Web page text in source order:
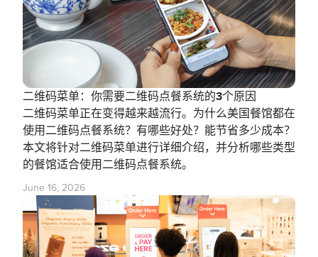
二维码菜单：你需要二维码点餐系统的3个原因
二维码菜单正在变得越来越流行。为什么美国餐馆都在
使用二维码点餐系统？有哪些好处？能节省多少成本？
本文将针对二维码菜单进行详细介绍，并分析哪些类型
的餐馆适合使用二维码点餐系统。
June 16, 2026